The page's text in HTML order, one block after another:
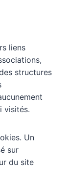
liens
structures
visités.
Un
sur
du site